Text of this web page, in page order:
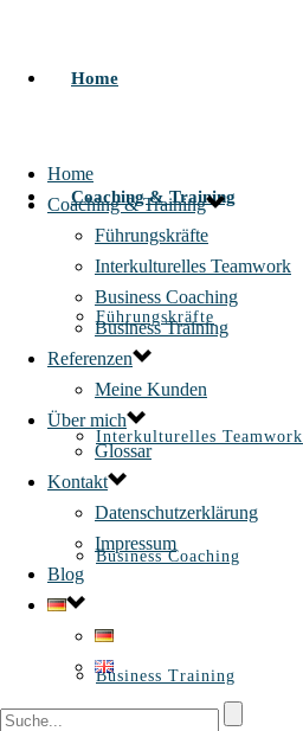
Home
Coaching & Training
Führungskräfte
Interkulturelles Teamwork
Business Coaching
Business Training
Home
Coaching & Training
Führungskräfte
Interkulturelles Teamwork
Business Coaching
Business Training
Referenzen
Meine Kunden
Über mich
Glossar
Kontakt
Datenschutzerklärung
Impressum
Blog